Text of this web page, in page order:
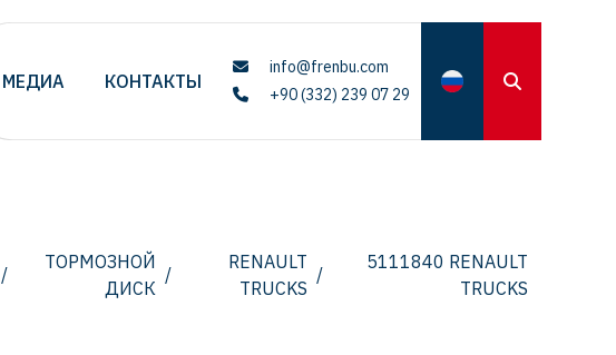
МЕДИА КОНТАКТЫ
info@frenbu.com
+90 (332) 239 07 29
/
ТОРМОЗНОЙ
ДИСК
/
RENAULT
TRUCKS
/
5111840 RENAULT
TRUCKS